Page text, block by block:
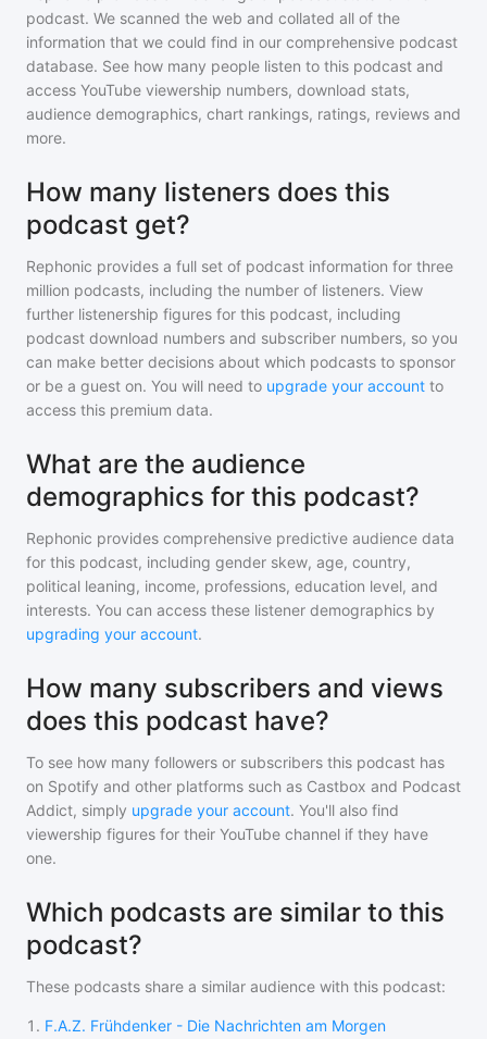
podcast. We scanned the web and collated all of the
information that we could find in our comprehensive podcast
database. See how many people listen to this podcast and
access YouTube viewership numbers, download stats,
audience demographics, chart rankings, ratings, reviews and
more.
How many listeners does this
podcast get?
Rephonic provides a full set of podcast information for three
million podcasts, including the number of listeners. View
further listenership figures for this podcast, including
podcast download numbers and subscriber numbers, so you
can make better decisions about which podcasts to sponsor
or be a guest on. You will need to upgrade your account to
access this premium data.
What are the audience
demographics for this podcast?
Rephonic provides comprehensive predictive audience data
for this podcast, including gender skew, age, country,
political leaning, income, professions, education level, and
interests. You can access these listener demographics by
upgrading your account.
How many subscribers and views
does this podcast have?
To see how many followers or subscribers this podcast has
on Spotify and other platforms such as Castbox and Podcast
Addict, simply upgrade your account. You'll also find
viewership figures for their YouTube channel if they have
one.
Which podcasts are similar to this
podcast?
These podcasts share a similar audience with this podcast:
1 . F.A.Z. Frühdenker - Die Nachrichten am Morgen